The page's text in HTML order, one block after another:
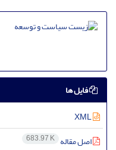
فایل ها
اصل مقاله 683.97 K